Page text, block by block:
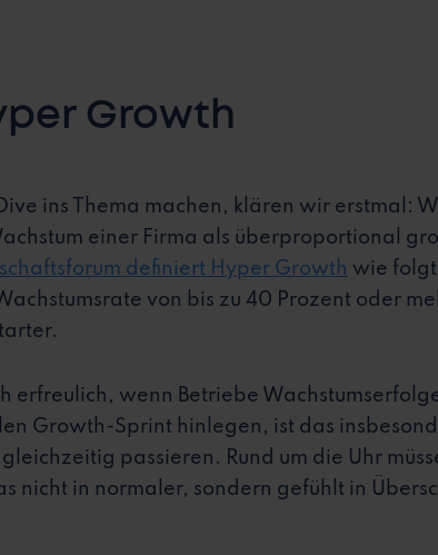
Growth
ins Thema machen, klären wir erstmal:
einer Firma als überproportional
definiert Hyper Growth wie
von bis zu 40 Prozent oder
erfreulich, wenn Betriebe
Growth-Sprint hinlegen, ist das
passieren. Rund um die Uhr
nicht in normaler, sondern gefühlt in